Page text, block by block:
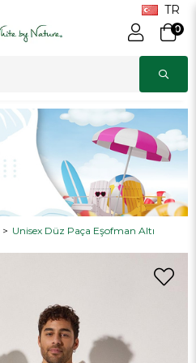
0
Unisex Düz Paça Eşofman Altı